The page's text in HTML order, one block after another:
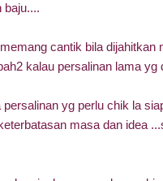
baju....
cantik bila dijahitkan
kalau persalinan lama yg
persalinan yg perlu chik la
masa dan idea